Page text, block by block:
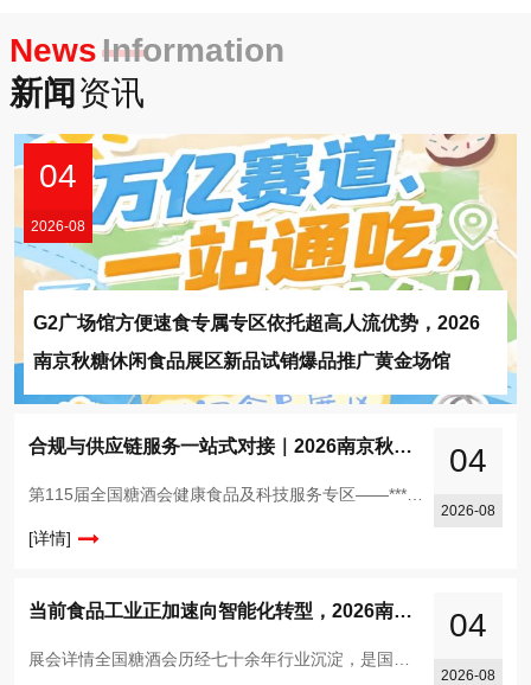
NewsInformation
新闻 资讯
04
2026-08
G2广场馆方便速食专属专区依托超高人流优势，2026
南京秋糖休闲食品展区新品试销爆品推广黄金场馆
04
2026-08
合规与供应链服务一站式对接｜2026南京秋糖食品检测认证健康食品备案咨询知识产权服务
[详情]
04
2026-08
当前食品工业正加速向智能化转型，2026南京秋糖9号馆正当其时